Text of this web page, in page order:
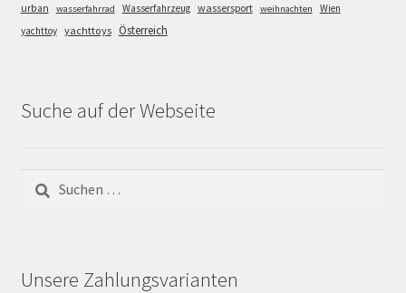
urban wasserfahrrad Wasserfahrzeug wassersport weihnachten
Wien
yachttoy yachttoys Österreich
Suche auf der Webseite
nach:
Unsere Zahlungsvarianten